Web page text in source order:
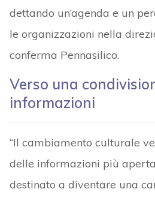
dettando un’agenda e un
le organizzazioni nella
conferma Pennasilico.
Verso una
informazioni
“Il cambiamento culturale
delle informazioni più
destinato a diventare una